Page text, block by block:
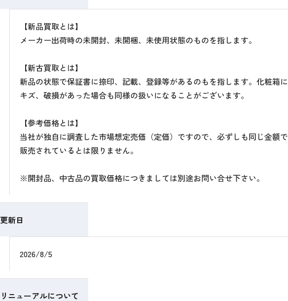
【新品買取とは】
メーカー出荷時の未開封、未開梱、未使用状態のものを指します。
【新古買取とは】
新品の状態で保証書に捺印、記載、登録等があるのもを指します。化粧箱に
キズ、破損があった場合も同様の扱いになることがございます。
【参考価格とは】
当社が独自に調査した市場想定売価（定価）ですので、必ずしも同じ金額で
販売されているとは限りません。
※開封品、中古品の買取価格につきましては別途お問い合せ下さい。
更新日
2026/8/5
リニューアルについて